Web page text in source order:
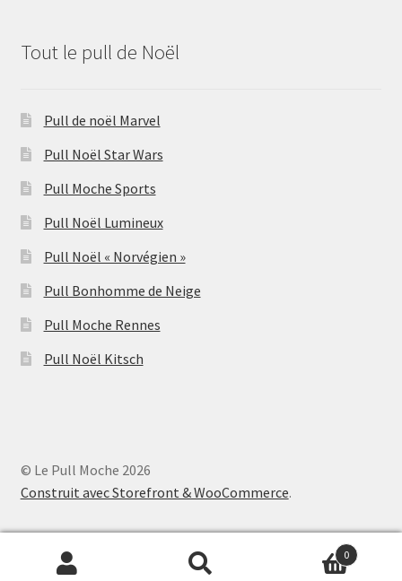
Tout le pull de Noël
Pull de noël Marvel
Pull Noël Star Wars
Pull Moche Sports
Pull Noël Lumineux
Pull Noël « Norvégien »
Pull Bonhomme de Neige
Pull Moche Rennes
Pull Noël Kitsch
© Le Pull Moche 2026
Construit avec Storefront & WooCommerce.
Recherche
Recherche
0